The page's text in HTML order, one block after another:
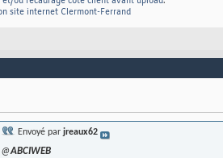
site internet Clermont-Ferrand
Envoyé par jreaux62
@ABCIWEB